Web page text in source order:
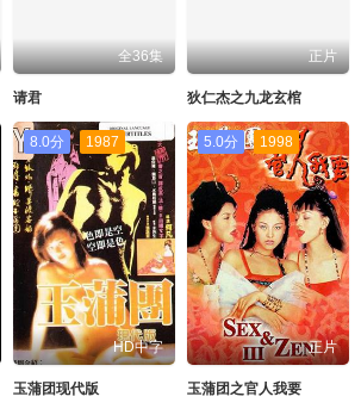
全36集
请君
正片
狄仁杰之九龙玄棺
8.0分 1987
HD中字
玉蒲团现代版
5.0分 1998
正片
玉蒲团之官人我要